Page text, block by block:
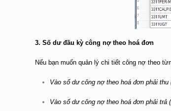
3. Số dư đầu kỳ công nợ theo hoá đơn
Nếu bạn muốn quản lý chi tiết công nợ theo
Vào số dư công nợ theo hoá đơn phải thu
Vào số dư công nợ theo hoá đơn phải trả